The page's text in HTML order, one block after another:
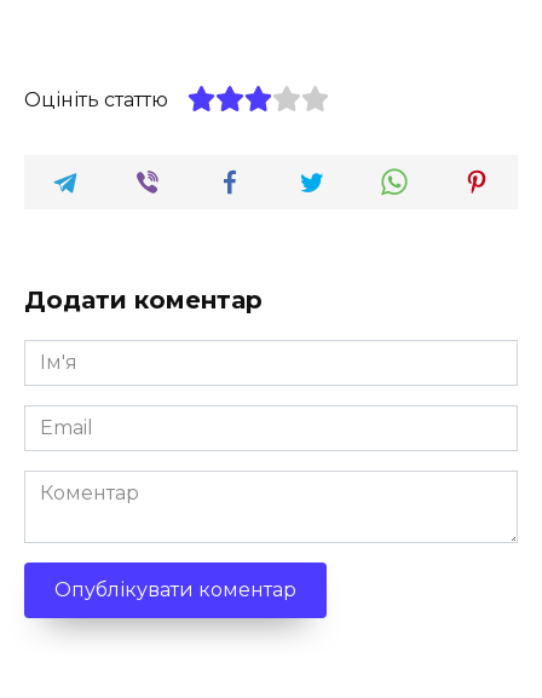
Оцініть статтю
Додати коментар
Ім'я
*
Email
*
Коментар